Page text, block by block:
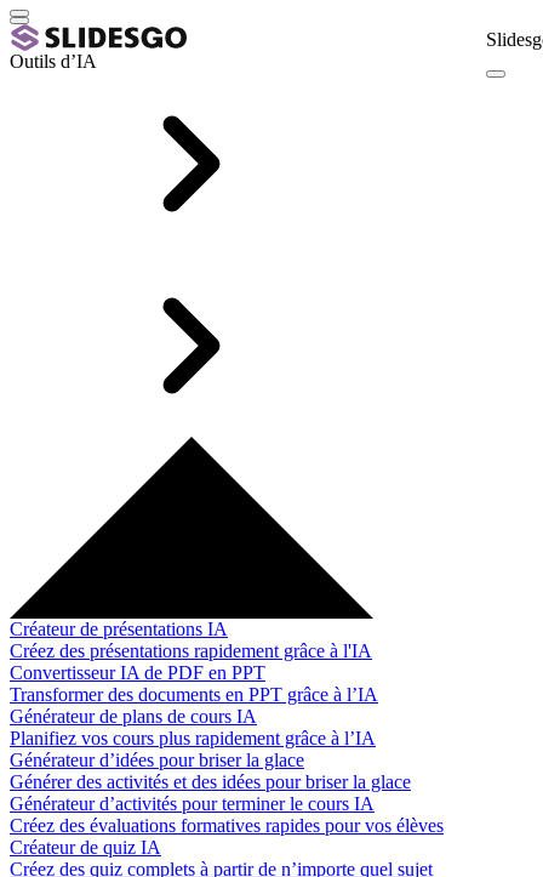
Outils d’IA
Créateur de présentations IA
Créez des présentations rapidement grâce à l'IA
Convertisseur IA de PDF en PPT
Transformer des documents en PPT grâce à l’IA
Générateur de plans de cours IA
Planifiez vos cours plus rapidement grâce à l’IA
Générateur d’idées pour briser la glace
Générer des activités et des idées pour briser la glace
Générateur d’activités pour terminer le cours IA
Créez des évaluations formatives rapides pour vos élèves
Créateur de quiz IA
Créez des quiz complets à partir de n’importe quel sujet